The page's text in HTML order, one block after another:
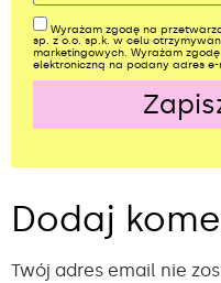
Wyrażam zgodę na
sp. z o.o. sp.k. w celu
marketingowych. Wyrażam
elektroniczną na podany adres
Dodaj
Twój adres email nie